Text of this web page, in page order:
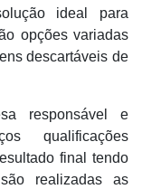
ideal para
opções variadas
descartáveis de
responsável e
qualificações
final tendo
realizadas as